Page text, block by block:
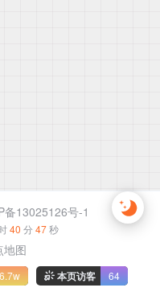
备13025126号-1
40 分 47秒
地图
6.7w 本页访客 64